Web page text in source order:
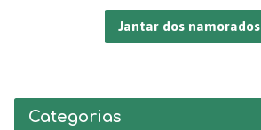
Jantar dos namorados
Categorias